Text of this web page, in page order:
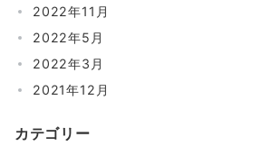
2022年11月
2022年5月
2022年3月
2021年12月
カテゴリー